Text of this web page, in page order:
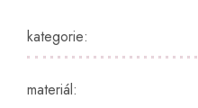
kategorie:
materiál: